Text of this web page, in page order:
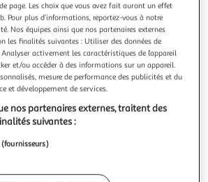
Rose 103x16x118/128 cm
oreilles altique au design elegant
de lit un aspect complet et convient a
Velours doux : le velours est un
qui se reconnaît a son tas dense de
coupees qui ont une touche lisse. Le
connaître le prix de ce produit ?
Afficher le prix
page. Les choix que vous avez fait auront un effet
Pour plus d’informations, reportez-vous à notre
Nos équipes ainsi que nos partenaires externes
les finalités suivantes : Utiliser des données de
activement les caractéristiques de l’appareil
et/ou accéder à des informations sur un appareil.
mesure de performance des publicités et du
et développement de services.
nos partenaires externes, traitent des
suivantes :